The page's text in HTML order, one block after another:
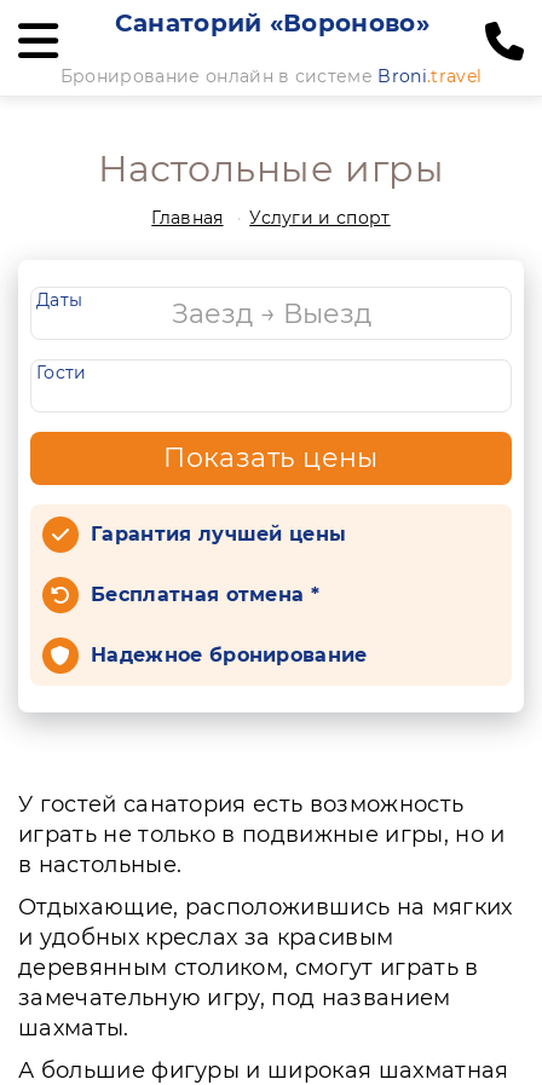
Санаторий «Вороново»
Бронирование онлайн в системе Broni.travel
Настольные игры
Главная Услуги и спорт
Даты
Гости
Показать цены
Гарантия лучшей цены
Бесплатная отмена *
Надежное бронирование
У гостей санатория есть возможность
играть не только в подвижные игры, но и
в настольные.
Отдыхающие, расположившись на мягких
и удобных креслах за красивым
деревянным столиком, смогут играть в
замечательную игру, под названием
шахматы.
А большие фигуры и широкая шахматная